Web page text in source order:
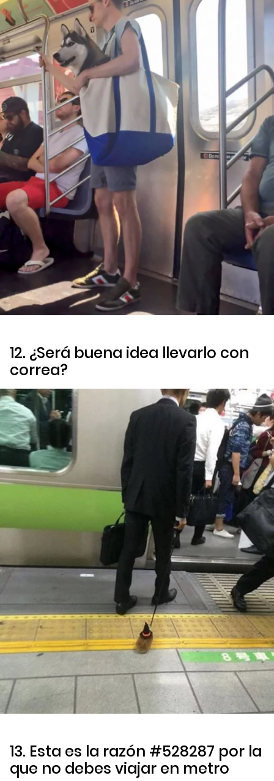
12. ¿Será buena idea llevarlo con
correa?
13. Esta es la razón #528287 por la
que no debes viajar en metro